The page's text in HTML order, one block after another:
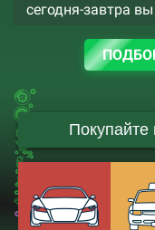
сегодня-завтра
Покупайте